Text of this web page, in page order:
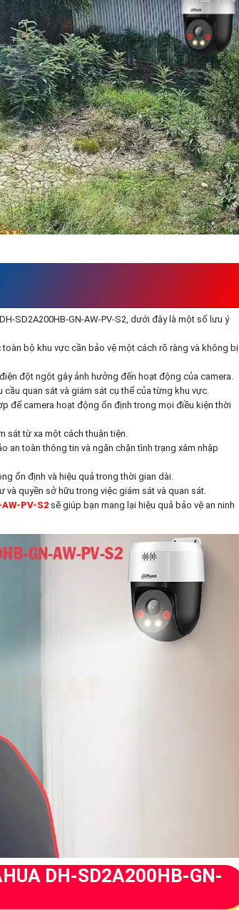
SD2A200HB-GN-AW-PV-S2, dưới đây là một số lưu ý
bộ khu vực cần bảo vệ một cách rõ ràng và không bị
đột ngột gây ảnh hưởng đến hoạt động của camera.
quan sát và giám sát cụ thể của từng khu vực.
để camera hoạt động ổn định trong mọi điều kiện thời
sát từ xa một cách thuận tiện.
an toàn thông tin và ngăn chặn tình trạng xâm nhập
ổn định và hiệu quả trong thời gian dài.
và quyền sở hữu trong việc giám sát và quan sát.
PV-S2sẽ giúp bạn mang lại hiệu quả bảo vệ an ninh
DH-SD2A200HB-GN-